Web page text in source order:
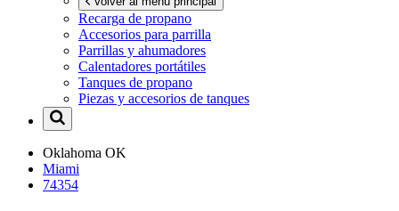
Recarga de propano
Accesorios para parrilla
Parrillas y ahumadores
Calentadores portátiles
Tanques de propano
Piezas y accesorios de tanques
Oklahoma OK
Miami
74354